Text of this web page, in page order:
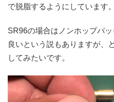
で脱脂するようにしています。
SR96の場合はノンホップパ
良いという説もありますが、
してみたいです。